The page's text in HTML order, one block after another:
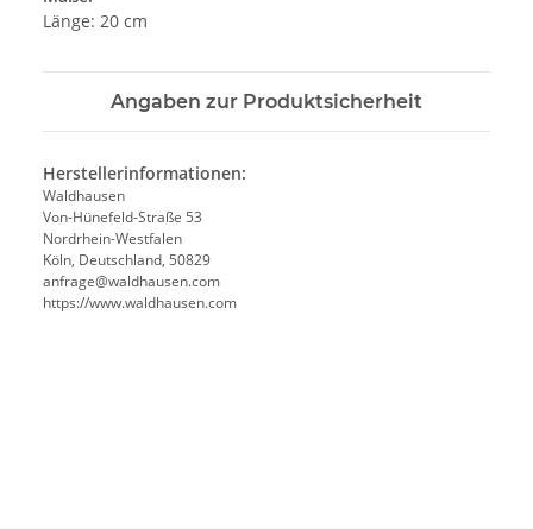
Länge: 20 cm
Angaben zur Produktsicherheit
Herstellerinformationen:
Waldhausen
Von-Hünefeld-Straße 53
Nordrhein-Westfalen
Köln, Deutschland, 50829
anfrage@waldhausen.com
https://www.waldhausen.com